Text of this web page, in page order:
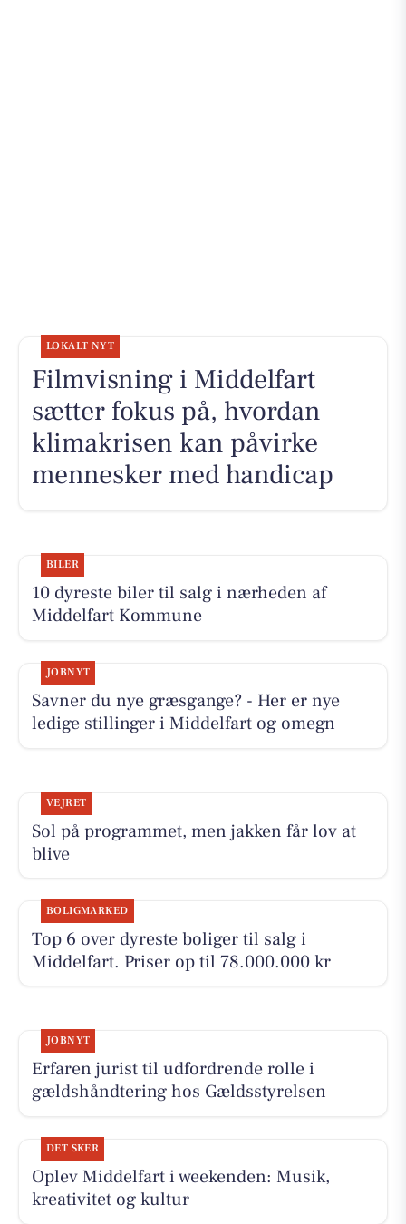
LOKALT NYT
Filmvisning i Middelfart
sætter fokus på, hvordan
klimakrisen kan påvirke
mennesker med handicap
BILER
10 dyreste biler til salg i nærheden af
Middelfart Kommune
JOBNYT
Savner du nye græsgange? - Her er nye
ledige stillinger i Middelfart og omegn
VEJRET
Sol på programmet, men jakken får lov at
blive
BOLIGMARKED
Top 6 over dyreste boliger til salg i
Middelfart. Priser op til 78.000.000 kr
JOBNYT
Erfaren jurist til udfordrende rolle i
gældshåndtering hos Gældsstyrelsen
DET SKER
Oplev Middelfart i weekenden: Musik,
kreativitet og kultur